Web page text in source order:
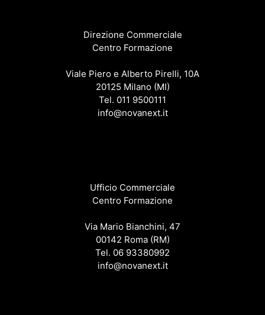
Direzione Commerciale
Centro Formazione
Viale Piero e Alberto Pirelli, 10A
20125 Milano (MI)
Tel. 011 9500111
info@novanext.it
Ufficio Commerciale
Centro Formazione
Via Mario Bianchini, 47
00142 Roma (RM)
Tel. 06 93380992
info@novanext.it